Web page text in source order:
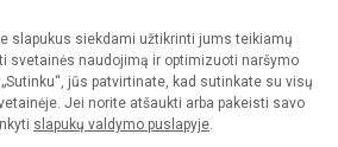
slapukus siekdami užtikrinti jums teikiamų
svetainės naudojimą ir optimizuoti naršymo
jūs patvirtinate, kad sutinkate su visų
Jei norite atšaukti arba pakeisti savo
slapukų valdymo puslapyje.
gimnazija. Visos teisės saugomos.
gimnazijos sutikimo griežtai draudžiama.
paraiška Slapukų politika